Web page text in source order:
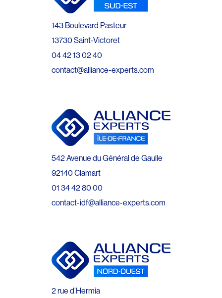
143 Boulevard Pasteur
13730 Saint-Victoret
04 42 13 02 40
contact@alliance-experts.com
542 Avenue du Général de Gaulle
92140 Clamart
01 34 42 80 00
contact-idf@alliance-experts.com
2 rue d’Hermia